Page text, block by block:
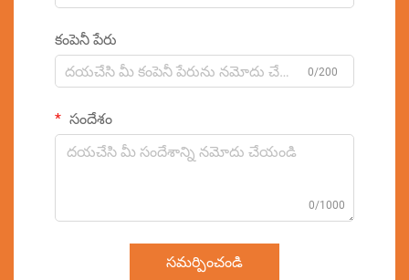
కంపెనీ పేరు
0/200
సందేశం
0/1000
సమర్పించండి